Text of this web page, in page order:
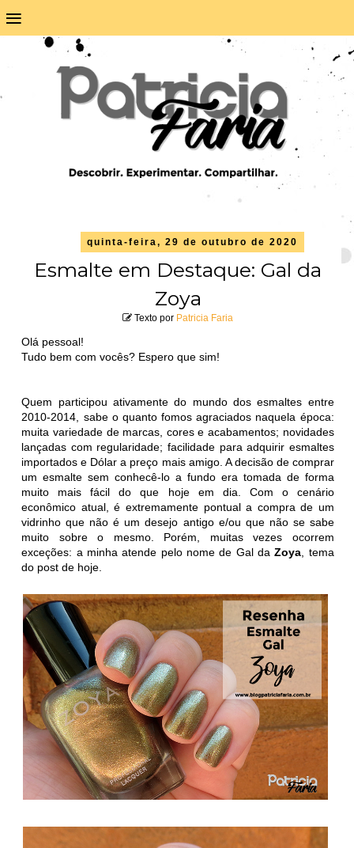
≡
quinta-feira, 29 de outubro de 2020
Esmalte em Destaque: Gal da
Zoya
Texto por Patricia Faria
Olá pessoal!
Tudo bem com vocês? Espero que sim!
Quem participou ativamente do mundo dos esmaltes entre
2010-2014, sabe o quanto fomos agraciados naquela época:
muita variedade de marcas, cores e acabamentos; novidades
lançadas com regularidade; facilidade para adquirir esmaltes
importados e Dólar a preço mais amigo. A decisão de comprar
um esmalte sem conhecê-lo a fundo era tomada de forma
muito mais fácil do que hoje em dia. Com o cenário
econômico atual, é extremamente pontual a compra de um
vidrinho que não é um desejo antigo e/ou que não se sabe
muito sobre o mesmo. Porém, muitas vezes ocorrem
exceções: a minha atende pelo nome de Gal daZoya , tema
do post de hoje.